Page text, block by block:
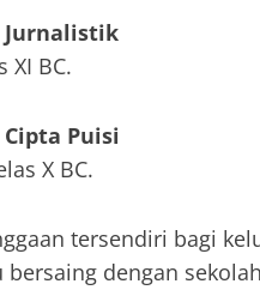
Jurnalistik
XI BC.
Puisi
X BC.
tersendiri bagi
dengan